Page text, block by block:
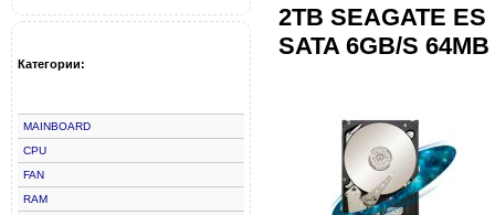
Категории:
MAINBOARD
CPU
FAN
RAM
2TB SEAGATE ES
SATA 6GB/S 64MB